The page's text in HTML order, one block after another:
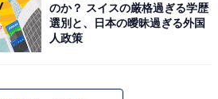
のか？ スイスの厳格過ぎる学歴
選別と、日本の曖昧過ぎる外国
人政策